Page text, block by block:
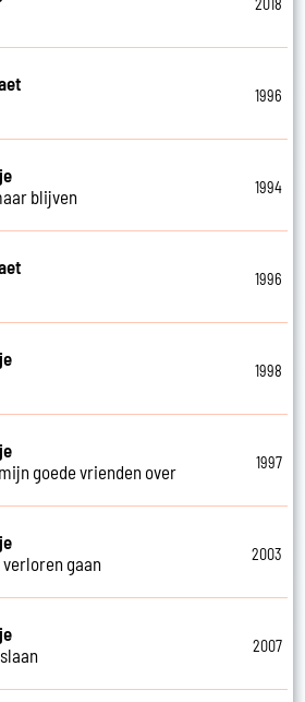
1996
blijven
1994
1996
1998
goede vrienden over
1997
gaan
2003
2007